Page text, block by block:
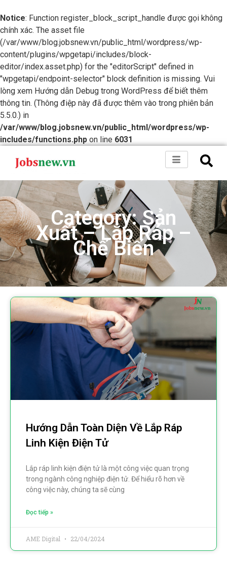
Notice: Function register_block_script_handle được gọi không
chính xác. The asset file
(/var/www/blog.jobsnew.vn/public_html/wordpress/wp-
content/plugins/wpgetapi/includes/block-
editor/index.asset.php) for the "editorScript" defined in
"wpgetapi/endpoint-selector" block definition is missing. Vui
lòng xem Hướng dẫn Debug trong WordPress để biết thêm
thông tin. (Thông điệp này đã được thêm vào trong phiên bản
5.5.0.) in
/var/www/blog.jobsnew.vn/public_html/wordpress/wp-
includes/functions.php on line 6031
Category: Sản
Xuất – Lắp Ráp –
Chế Biến
Hướng Dẫn Toàn Diện Về Lắp Ráp
Linh Kiện Điện Tử
Lắp ráp linh kiện điện tử là một công việc quan trọng
trong ngành công nghiệp điện tử. Để hiểu rõ hơn về
công việc này, chúng ta sẽ cùng
Đọc tiếp »
AME Digital 22/04/2024